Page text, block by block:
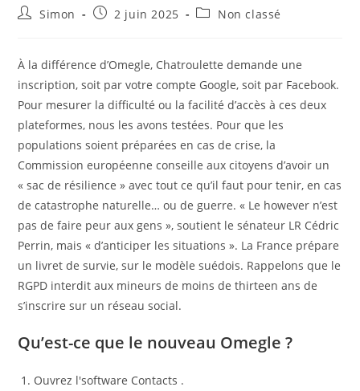
Simon 2 juin 2025 Non classé
À la différence d’Omegle, Chatroulette demande une
inscription, soit par votre compte Google, soit par Facebook.
Pour mesurer la difficulté ou la facilité d’accès à ces deux
plateformes, nous les avons testées. Pour que les
populations soient préparées en cas de crise, la
Commission européenne conseille aux citoyens d’avoir un
« sac de résilience » avec tout ce qu’il faut pour tenir, en cas
de catastrophe naturelle… ou de guerre. « Le however n’est
pas de faire peur aux gens », soutient le sénateur LR Cédric
Perrin, mais « d’anticiper les situations ». La France prépare
un livret de survie, sur le modèle suédois. Rappelons que le
RGPD interdit aux mineurs de moins de thirteen ans de
s’inscrire sur un réseau social.
Qu’est-ce que le nouveau Omegle ?
Ouvrez l'software Contacts .